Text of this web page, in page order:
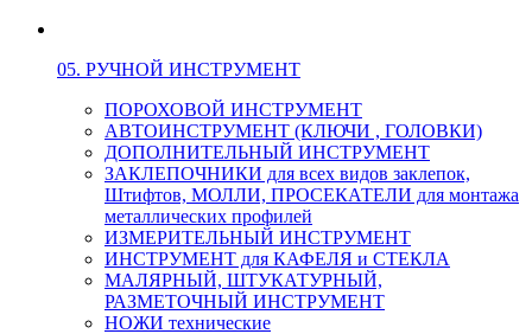
05. РУЧНОЙ ИНСТРУМЕНТ
ПОРОХОВОЙ ИНСТРУМЕНТ
АВТОИНСТРУМЕНТ (КЛЮЧИ , ГОЛОВКИ)
ДОПОЛНИТЕЛЬНЫЙ ИНСТРУМЕНТ
ЗАКЛЕПОЧНИКИ для всех видов заклепок,
Штифтов, МОЛЛИ, ПРОСЕКАТЕЛИ для монтажа
металлических профилей
ИЗМЕРИТЕЛЬНЫЙ ИНСТРУМЕНТ
ИНСТРУМЕНТ для КАФЕЛЯ и СТЕКЛА
МАЛЯРНЫЙ, ШТУКАТУРНЫЙ,
РАЗМЕТОЧНЫЙ ИНСТРУМЕНТ
НОЖИ технические